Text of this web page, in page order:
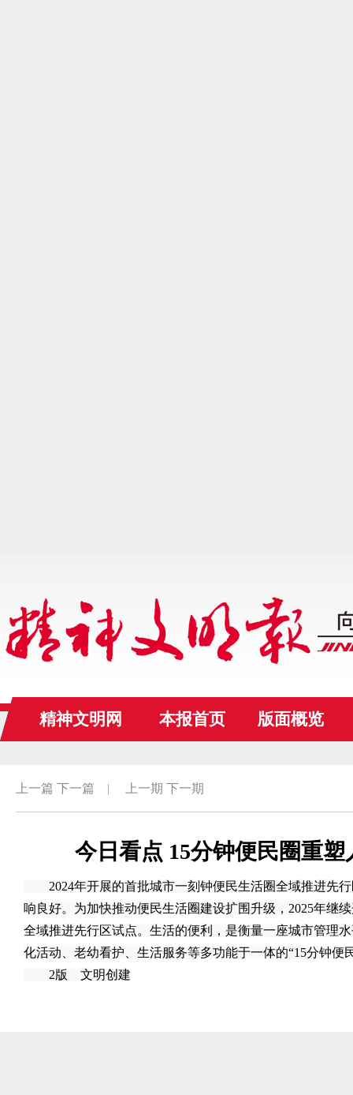
精神文明网 本报首页 版面概览
上一篇 下一篇 | 上一期 下一期
今日看点 15分钟便民圈重
2024年开展的首批城市一刻钟便民生活圈全域推进先行
响良好。为加快推动便民生活圈建设扩围升级，2025年继
全域推进先行区试点。生活的便利，是衡量一座城市管理
化活动、老幼看护、生活服务等多功能于一体的“15分钟便
2版 文明创建